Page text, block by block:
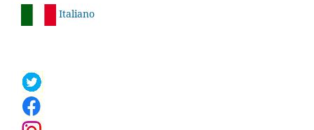
Italiano